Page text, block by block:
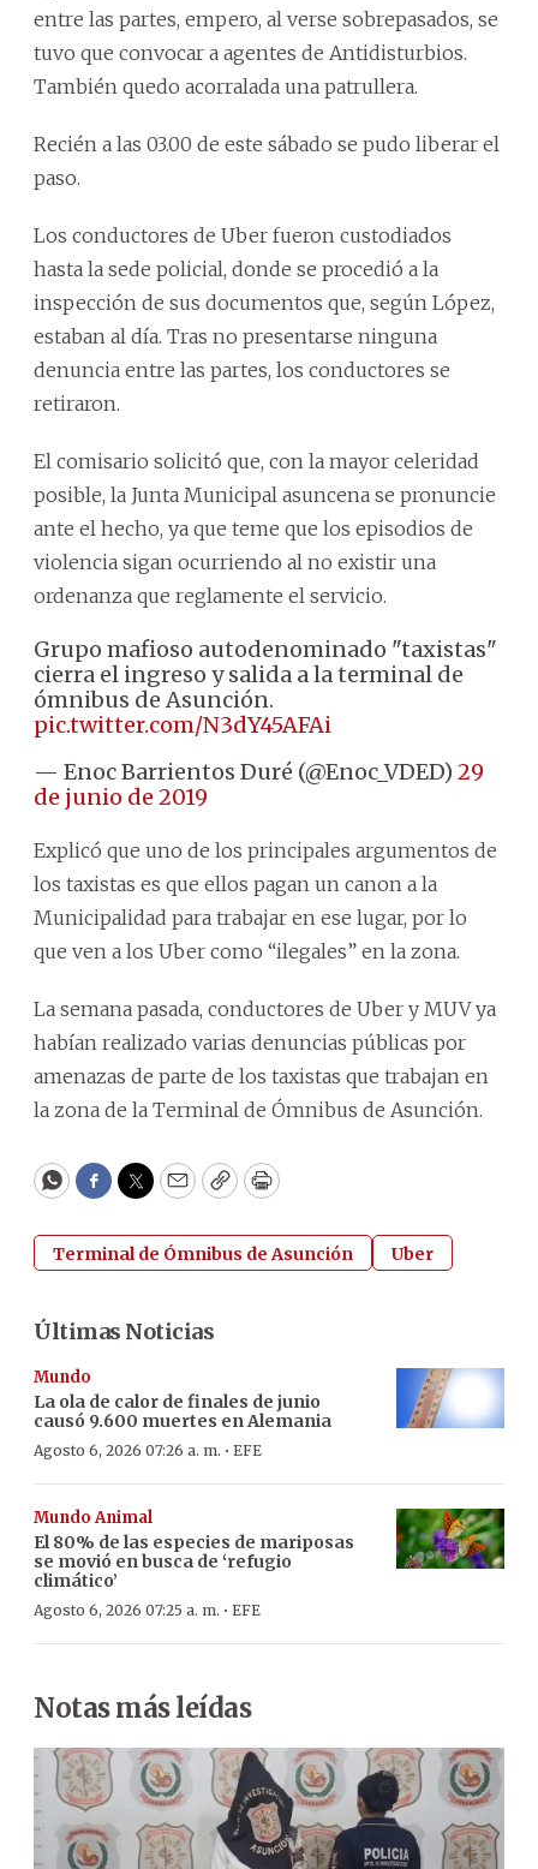
entre las partes, empero, al verse sobrepasados, se
tuvo que convocar a agentes de Antidisturbios.
También quedo acorralada una patrullera.
Recién a las 03.00 de este sábado se pudo liberar el
paso.
Los conductores de Uber fueron custodiados
hasta la sede policial, donde se procedió a la
inspección de sus documentos que, según López,
estaban al día. Tras no presentarse ninguna
denuncia entre las partes, los conductores se
retiraron.
El comisario solicitó que, con la mayor celeridad
posible, la Junta Municipal asuncena se pronuncie
ante el hecho, ya que teme que los episodios de
violencia sigan ocurriendo al no existir una
ordenanza que reglamente el servicio.
Grupo mafioso autodenominado "taxistas"
cierra el ingreso y salida a la terminal de
ómnibus de Asunción.
pic.twitter.com/N3dY45AFAi
— Enoc Barrientos Duré (@Enoc_VDED) 29
de junio de 2019
Explicó que uno de los principales argumentos de
los taxistas es que ellos pagan un canon a la
Municipalidad para trabajar en ese lugar, por lo
que ven a los Uber como “ilegales” en la zona.
La semana pasada, conductores de Uber y MUV ya
habían realizado varias denuncias públicas por
amenazas de parte de los taxistas que trabajan en
la zona de la Terminal de Ómnibus de Asunción.
WhatsApp
Facebook
Twitter
EmailCopyPrint
Terminal de Ómnibus de Asunción Uber
Últimas Noticias
Mundo
La ola de calor de finales de junio
causó 9.600 muertes en Alemania
Agosto 6, 2026 07:26 a. m. · EFE
Mundo Animal
El 80% de las especies de mariposas
se movió en busca de ‘refugio
climático’
Agosto 6, 2026 07:25 a. m. · EFE
Notas más leídas